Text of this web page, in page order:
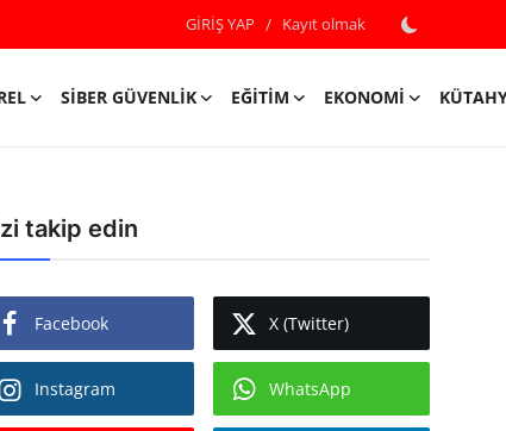
GİRİŞ YAP / Kayıt olmak
SIBER GÜVENLIK EĞITIM EKONOMI
takip edin
Facebook X (Twitter)
Instagram WhatsApp